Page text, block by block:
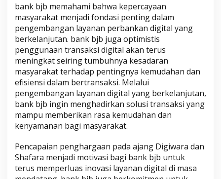
bank bjb memahami bahwa kepercayaan
masyarakat menjadi fondasi penting dalam
pengembangan layanan perbankan digital yang
berkelanjutan. bank bjb juga optimistis
penggunaan transaksi digital akan terus
meningkat seiring tumbuhnya kesadaran
masyarakat terhadap pentingnya kemudahan dan
efisiensi dalam bertransaksi. Melalui
pengembangan layanan digital yang berkelanjutan,
bank bjb ingin menghadirkan solusi transaksi yang
mampu memberikan rasa kemudahan dan
kenyamanan bagi masyarakat.
Pencapaian penghargaan pada ajang Digiwara dan
Shafara menjadi motivasi bagi bank bjb untuk
terus memperluas inovasi layanan digital di masa